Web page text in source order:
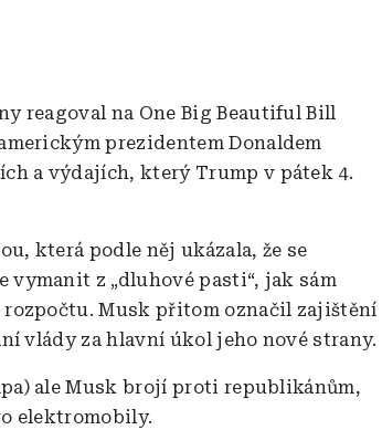
reagoval na One Big Beautiful Bill
prezidentem Donaldem
a výdajích, který Trump v pátek 4.
která podle něj ukázala, že se
z „dluhové pasti“, jak sám
Musk přitom označil zajištění
vlády za hlavní úkol jeho nové strany.
ale Musk brojí proti republikánům,
elektromobily.